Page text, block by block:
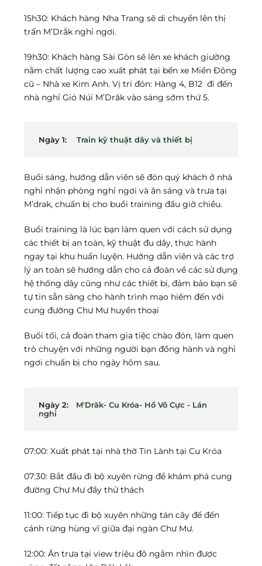
15h30: Khách hàng Nha Trang sẽ di chuyển lên thị
trấn M’Drắk nghỉ ngơi.
19h30: Khách hàng Sài Gòn sẽ lên xe khách giường
nằm chất lượng cao xuất phát tại bến xe Miền Đông
cũ – Nhà xe Kim Anh. Vị trí đón: Hàng 4, B12 đi đến
nhà nghỉ Gió Núi M’Drăk vào sáng sớm thứ 5.
Ngày 1: Train kỹ thuật dây và thiết bị
Buổi sáng, hướng dẫn viên sẽ đón quý khách ở nhà
nghỉ nhận phòng nghỉ ngơi và ăn sáng và trưa tại
M’drak, chuẩn bị cho buổi training đầu giờ chiều.
Buổi training là lúc bạn làm quen với cách sử dụng
các thiết bị an toàn, kỹ thuật đu dây, thực hành
ngay tại khu huấn luyện. Hướng dẫn viên và các trợ
lý an toàn sẽ hướng dẫn cho cả đoàn về các sử dụng
hệ thống dây cũng như các thiết bị, đảm bảo bạn sẽ
tự tin sẵn sàng cho hành trình mạo hiểm đến với
cung đường Chư Mư huyền thoại
Buổi tối, cả đoàn tham gia tiệc chào đón, làm quen
trò chuyện với những người bạn đồng hành và nghỉ
ngơi chuẩn bị cho ngày hôm sau.
Ngày 2:
M'Drăk- Cu Króa- Hồ Vô Cực - Lán
nghỉ
07:00: Xuất phát tại nhà thờ Tin Lành tại Cu Króa
07:30: Bắt đầu đi bộ xuyên rừng để khám phá cung
đường Chư Mư đầy thử thách
11:00: Tiếp tục đi bộ xuyên những tán cây để đến
cánh rừng hùng vĩ giữa đại ngàn Chư Mư.
12:00: Ăn trưa tại view triệu đô ngắm nhìn được